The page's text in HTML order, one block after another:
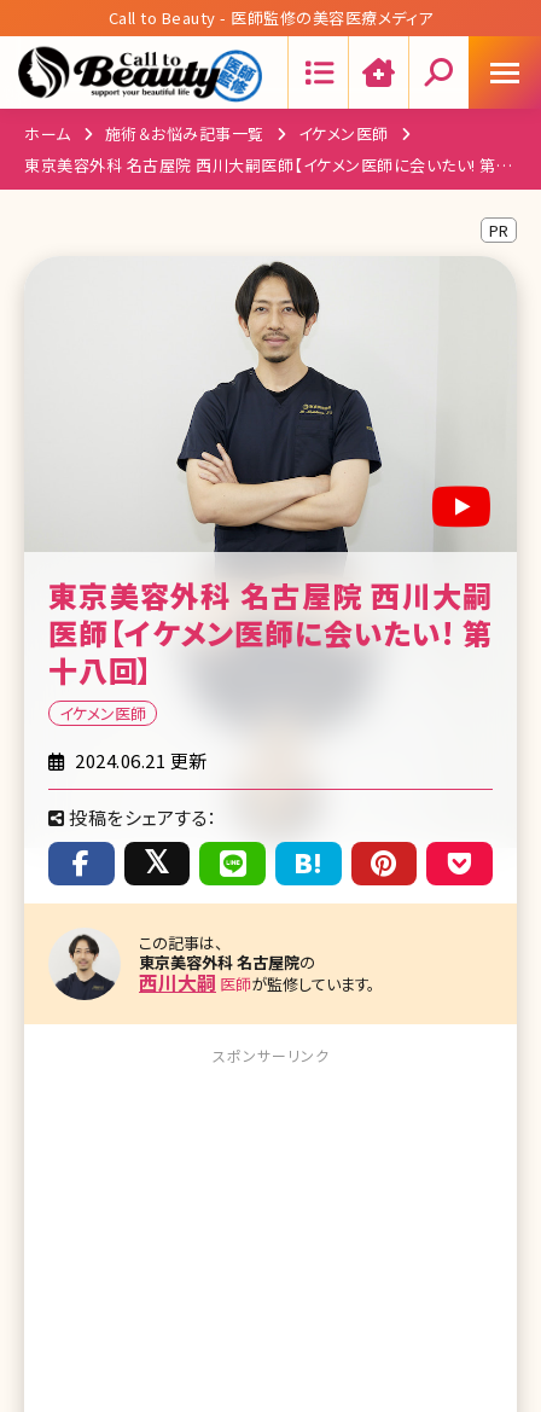
Call to Beauty - 医師監修の美容医療メディア
ホーム 施術＆お悩み記事一覧
イケメン医師
東京美容外科 名古屋院 西川大嗣医師【イケメン医師に会いたい! 第十
八回】
PR
東京美容外科 名古屋院 西川大嗣
医師【イケメン医師に会いたい! 第
十八回】
イケメン医師
2024.06.21 更新
投稿をシェアする：
この記事は、
東京美容外科 名古屋院の
西川大嗣 医師が監修しています。
スポンサーリンク